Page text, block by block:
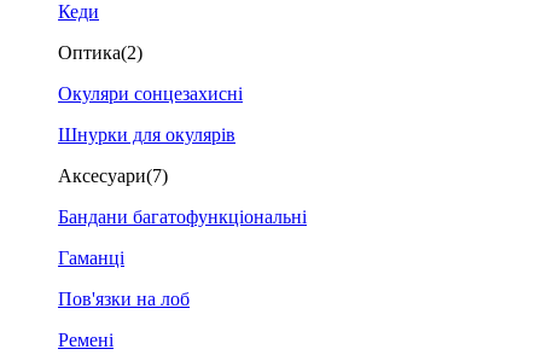
Кеди
Оптика(2)
Окуляри сонцезахисні
Шнурки для окулярів
Аксесуари(7)
Бандани багатофункціональні
Гаманці
Пов'язки на лоб
Ремені